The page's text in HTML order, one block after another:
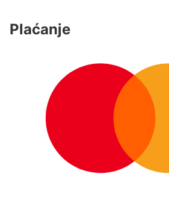
Plaćanje